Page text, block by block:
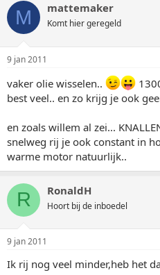
M mattemaker
Komt hier geregeld
9 jan 2011
vaker olie wisselen..
best veel.. en zo krijg je ook
en zoals willem al zei...
snelweg rij je ook constant in
warme motor natuurlijk..
R RonaldH
Hoort bij de inboedel
9 jan 2011
Ik rij nog veel minder,heb het